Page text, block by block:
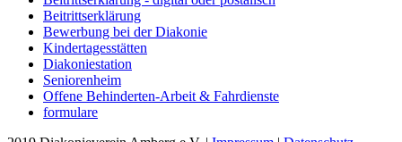
Beitrittserklärung
Bewerbung bei der Diakonie
Kindertagesstätten
Diakoniestation
Seniorenheim
Offene Behinderten-Arbeit & Fahrdienste
formulare